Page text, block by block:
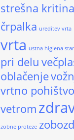
strešna kritina
črpalka ureditev vrta
vrta ustna higiena
pri delu
oblačenje
vrtno pohištvo
vetrom
zobne proteze